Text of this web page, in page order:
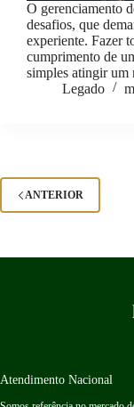
O gerenciamento
desafios, que
experiente. Fazer
cumprimento de
simples atingir
Legado
ANTERIOR
Atendimento Nacional